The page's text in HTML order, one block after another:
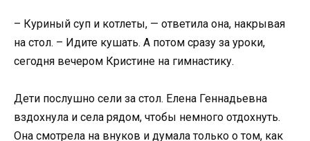
– Куриный суп и котлеты, — ответила она, накрывая
на стол. – Идите кушать. А потом сразу за уроки,
сегодня вечером Кристине на гимнастику.
Дети послушно сели за стол. Елена Геннадьевна
вздохнула и села рядом, чтобы немного отдохнуть.
Она смотрела на внуков и думала только о том, как